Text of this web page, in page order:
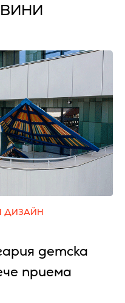
ДИЗАЙН
детска
приема